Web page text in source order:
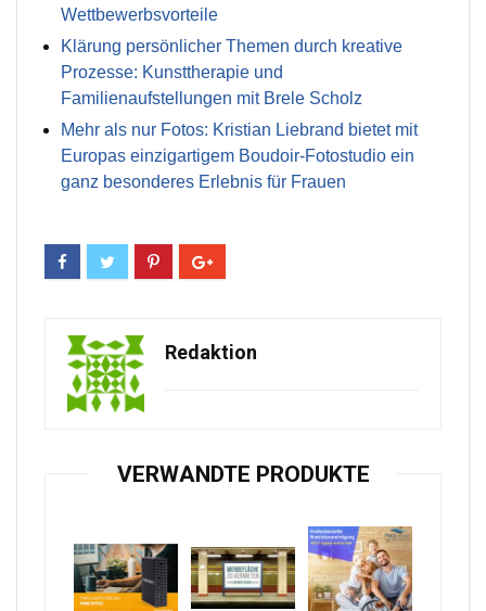
Wettbewerbsvorteile
Klärung persönlicher Themen durch kreative
Prozesse: Kunsttherapie und
Familienaufstellungen mit Brele Scholz
Mehr als nur Fotos: Kristian Liebrand bietet mit
Europas einzigartigem Boudoir-Fotostudio ein
ganz besonderes Erlebnis für Frauen
Redaktion
VERWANDTE PRODUKTE